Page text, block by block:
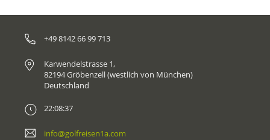
+49 8142 66 99 713
Karwendelstrasse 1,
82194 Gröbenzell (westlich von München)
Deutschland
22:08:37
info@golfreisen1a.com